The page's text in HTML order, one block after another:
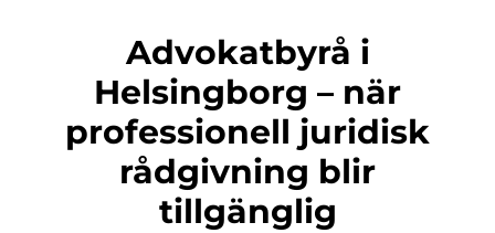
Advokatbyrå i
Helsingborg – när
professionell juridisk
rådgivning blir
tillgänglig